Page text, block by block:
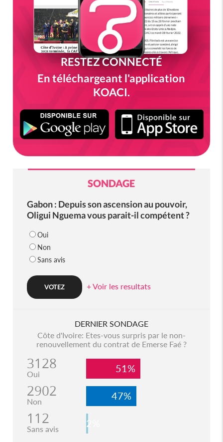
RESTEZ CONNECTÉ
En téléchargeant l'application
KOACI.
SONDAGE
Gabon : Depuis son ascension au pouvoir,
Oligui Nguema vous parait-il compétent ?
Oui
Non
Sans avis
+ Voir les resultats
DERNIER SONDAGE
Côte d'Ivoire: Etes-vous surpris par le non-
renouvellement du contrat de Emerse Faé ?
3128
Oui 51%
2902
Non 47%
112
Sans avis 2%